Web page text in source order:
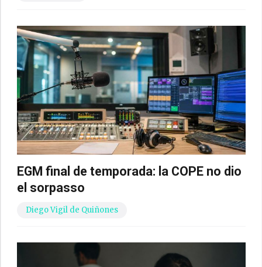
EGM final de temporada: la COPE no dio
el sorpasso
Diego Vigil de Quiñones